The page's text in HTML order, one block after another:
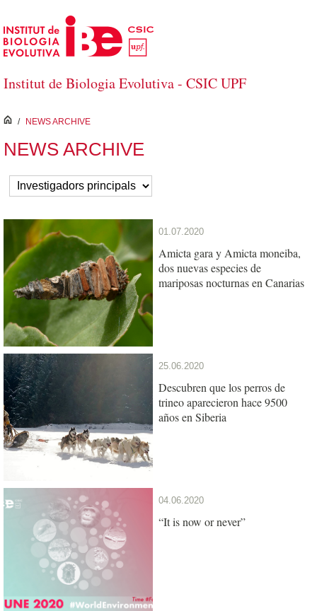
Skip to Main Content
Institut de Biologia Evolutiva - CSIC UPF
inici
/ NEWS ARCHIVE
NEWS ARCHIVE
01.07.2020
Amicta gara y Amicta moneiba,
dos nuevas especies de
mariposas nocturnas en Canarias
25.06.2020
Descubren que los perros de
trineo aparecieron hace 9500
años en Siberia
04.06.2020
“It is now or never”